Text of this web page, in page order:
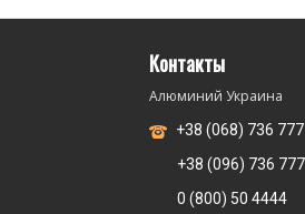
Контакты
Алюминий Украина
+38 (068) 736
+38 (096) 736
0 (800) 50 4444